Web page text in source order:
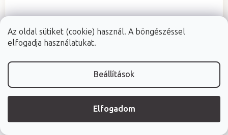
Az oldal sütiket (cookie) használ. A böngészéssel
elfogadja használatukat.
Beállítások
Elfogadom